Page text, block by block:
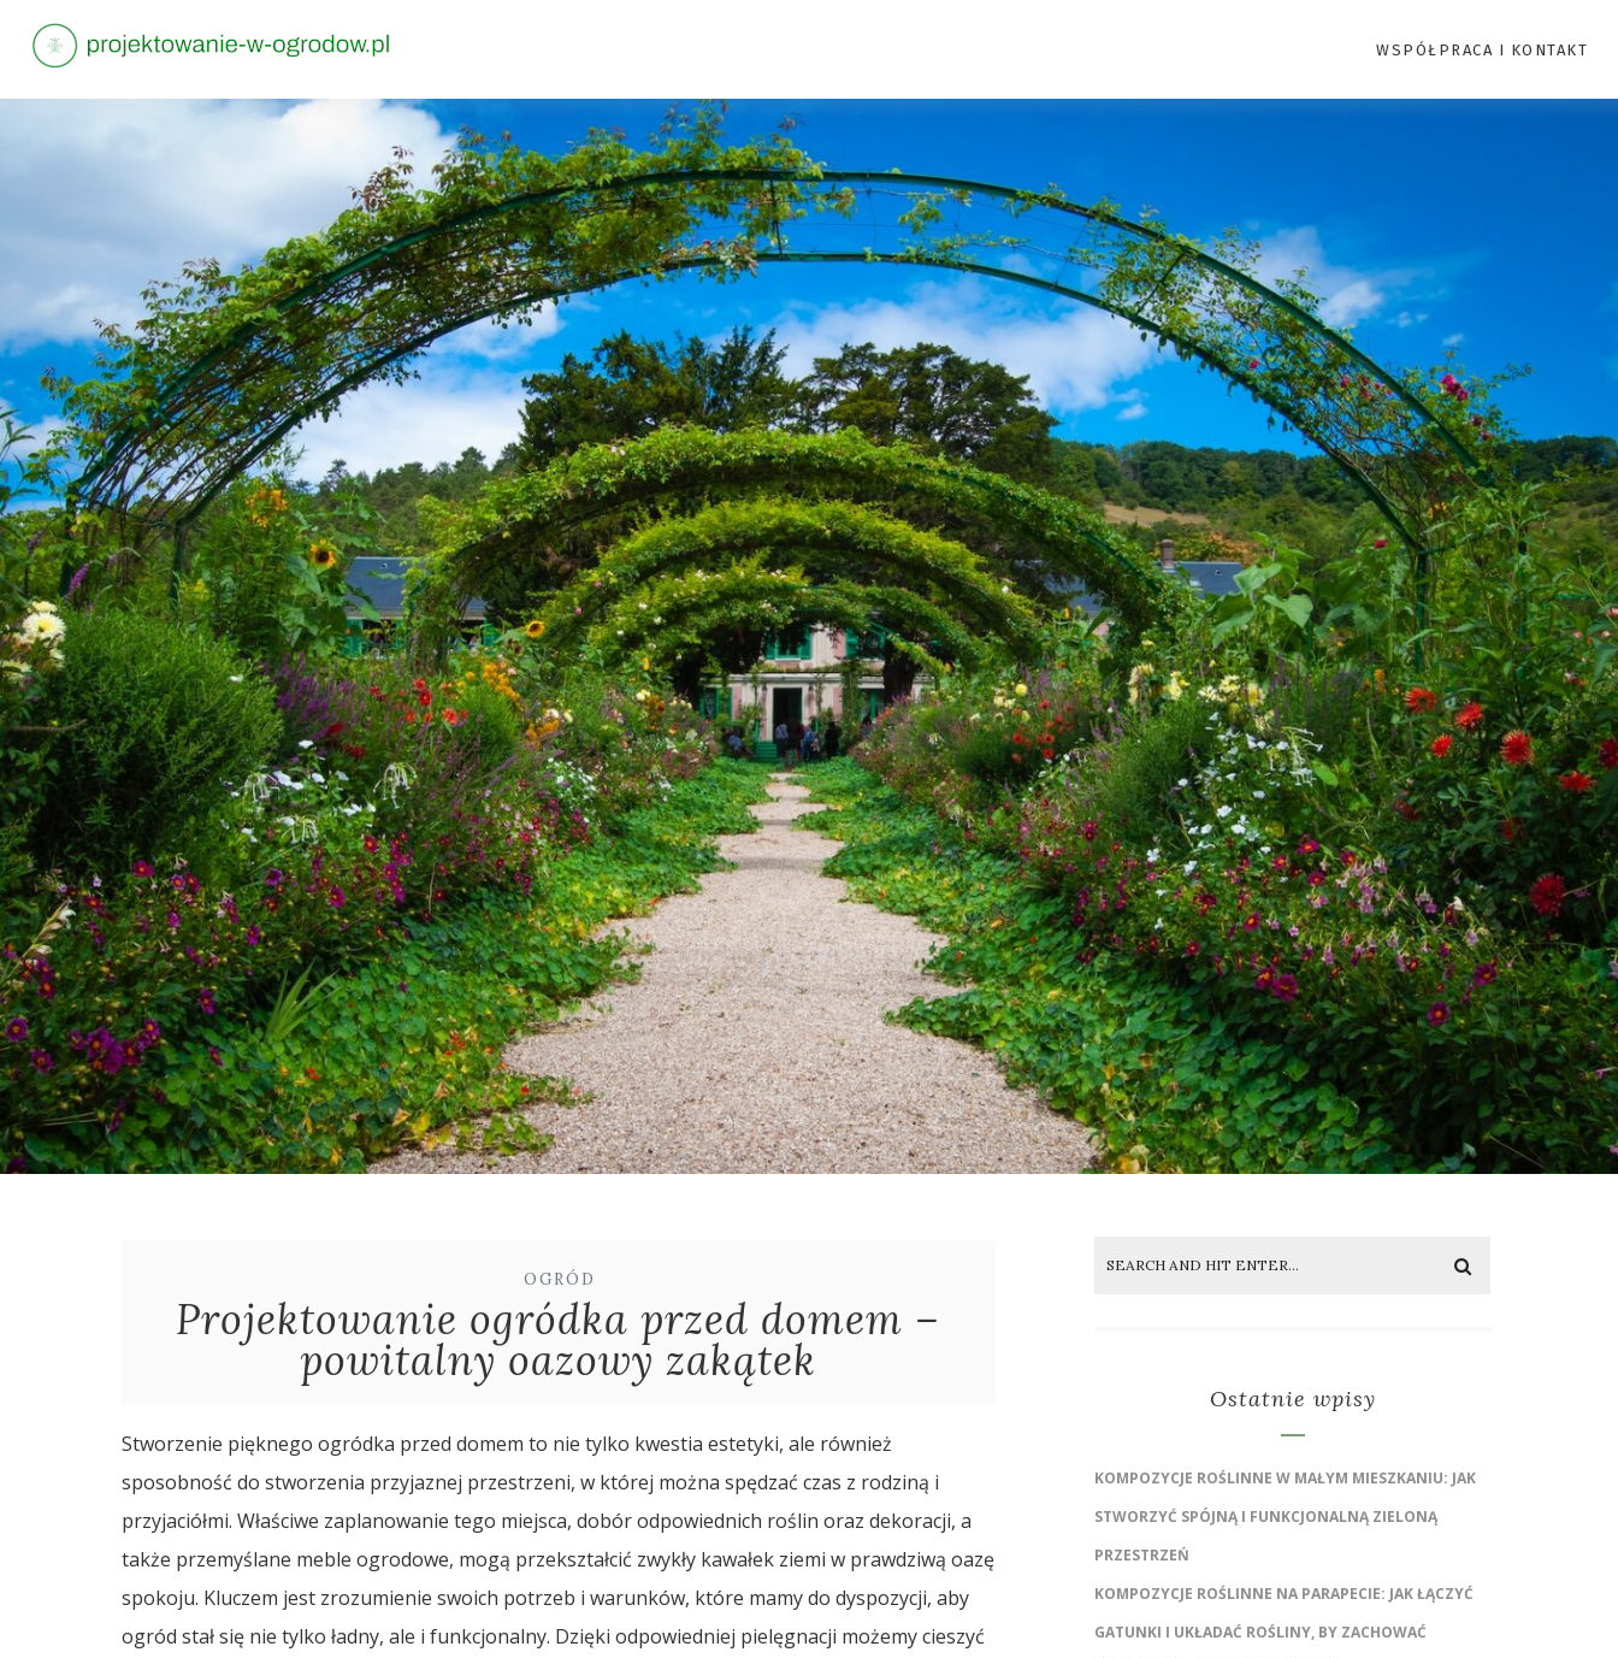
WSPÓŁPRACA I KONTAKT
OGRÓD
Projektowanie ogródka przed domem –
powitalny oazowy zakątek
Stworzenie pięknego ogródka przed domem to nie tylko kwestia estetyki, ale również
sposobność do stworzenia przyjaznej przestrzeni, w której można spędzać czas z rodziną i
przyjaciółmi. Właściwe zaplanowanie tego miejsca, dobór odpowiednich roślin oraz dekoracji, a
także przemyślane meble ogrodowe, mogą przekształcić zwykły kawałek ziemi w prawdziwą oazę
spokoju. Kluczem jest zrozumienie swoich potrzeb i warunków, które mamy do dyspozycji, aby
ogród stał się nie tylko ładny, ale i funkcjonalny. Dzięki odpowiedniej pielęgnacji możemy cieszyć
Ostatnie wpisy
KOMPOZYCJE ROŚLINNE W MAŁYM MIESZKANIU: JAK
STWORZYĆ SPÓJNĄ I FUNKCJONALNĄ ZIELONĄ
PRZESTRZEŃ
KOMPOZYCJE ROŚLINNE NA PARAPECIE: JAK ŁĄCZYĆ
GATUNKI I UKŁADAĆ ROŚLINY, BY ZACHOWAĆ